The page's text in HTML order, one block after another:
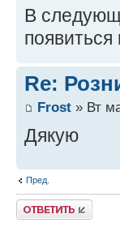
В
Re:
Frost » Вт
Дякую
Пред.
Ответить